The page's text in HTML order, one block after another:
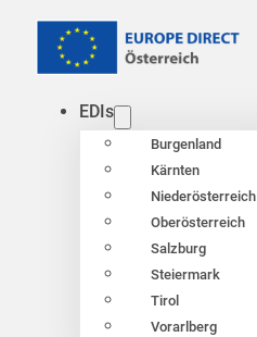
EDIs
Burgenland
Kärnten
Niederösterreich
Oberösterreich
Salzburg
Steiermark
Tirol
Vorarlberg